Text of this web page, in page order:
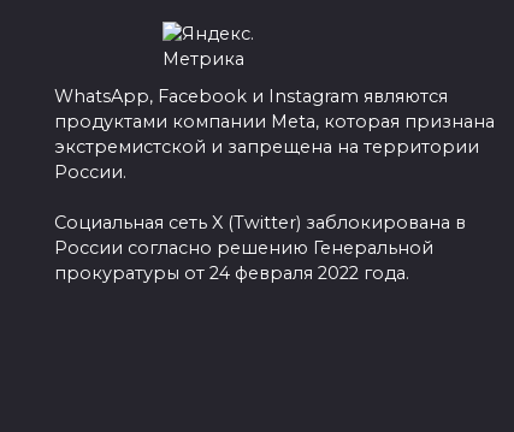
WhatsApp, Facebook и Instagram являются
продуктами компании Meta, которая признана
экстремистской и запрещена на территории
России.
Социальная сеть X (Twitter) заблокирована в
России согласно решению Генеральной
прокуратуры от 24 февраля 2022 года.